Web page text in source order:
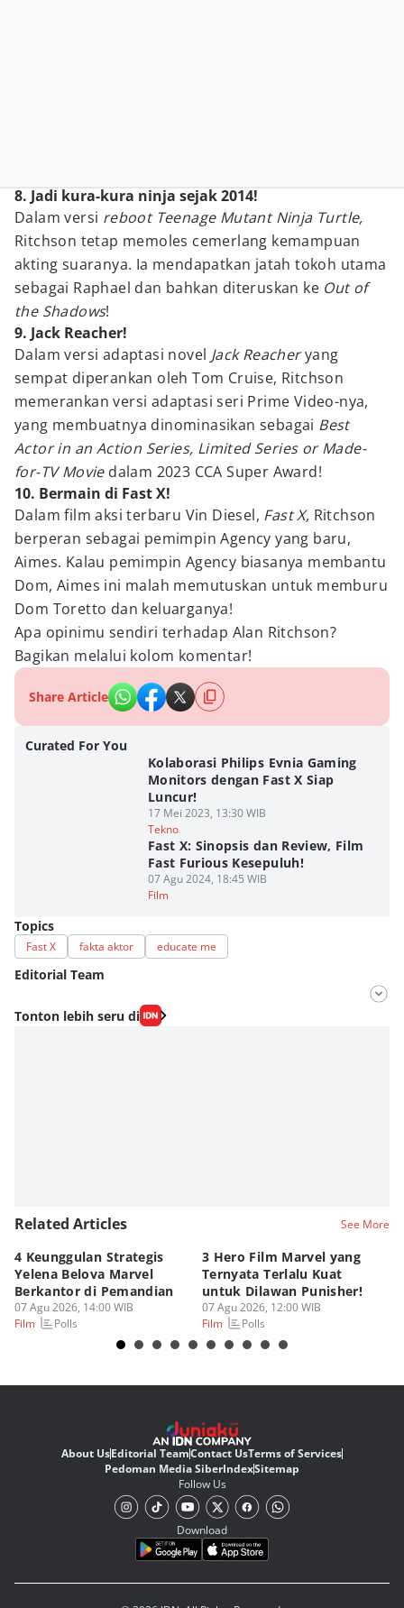
8. Jadi kura-kura ninja sejak 2014!
Dalam versi reboot Teenage Mutant Ninja Turtle,
Ritchson tetap memoles cemerlang kemampuan
akting suaranya. Ia mendapatkan jatah tokoh utama
sebagai Raphael dan bahkan diteruskan ke Out of
the Shadows!
9. Jack Reacher!
Dalam versi adaptasi novel Jack Reacheryang
sempat diperankan oleh Tom Cruise, Ritchson
memerankan versi adaptasi seri Prime Video-nya,
yang membuatnya dinominasikan sebagai Best
Actor in an Action Series, Limited Series or Made-
for-TV Movie dalam 2023 CCA Super Award!
10. Bermain di Fast X!
Dalam film aksi terbaru Vin Diesel, Fast X, Ritchson
berperan sebagai pemimpin Agency yang baru,
Aimes. Kalau pemimpin Agency biasanya membantu
Dom, Aimes ini malah memutuskan untuk memburu
Dom Toretto dan keluarganya!
Apa opinimu sendiri terhadap Alan Ritchson?
Bagikan melalui kolom komentar!
Share Article
Curated For You
Kolaborasi Philips Evnia Gaming
Monitors dengan Fast X Siap
Luncur!
17 Mei 2023, 13:30 WIB
Tekno
Fast X: Sinopsis dan Review, Film
Fast Furious Kesepuluh!
07 Agu 2024, 18:45 WIB
Film
Topics
Fast X fakta aktor educate me
Editorial Team
Editor
Fahrul Razi Uni Nurullah
Tonton lebih seru di
Related Articles See More
4 Keunggulan Strategis
Yelena Belova Marvel
Berkantor di Pemandian
07 Agu 2026, 14:00 WIB
Film
Polls
3 Hero Film Marvel yang
Ternyata Terlalu Kuat
untuk Dilawan Punisher!
07 Agu 2026, 12:00 WIB
Film
Polls
About UsEditorial TeamContact UsTerms of Services
Pedoman Media SiberIndexSitemap
Follow Us
Download